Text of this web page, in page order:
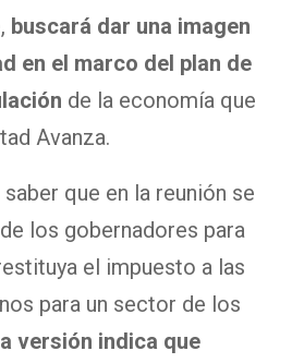
buscará dar una imagen
en el marco del plan de
de la economía que
Avanza.
que en la reunión se
los gobernadores para
el impuesto a las
para un sector de los
versión indica que